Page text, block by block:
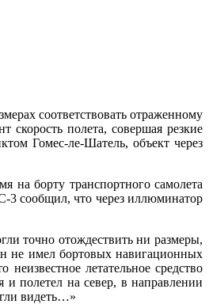
соответствовать отраженному
полета, совершая резкие
Гомес-ле-Шатель, объект через
борту транспортного самолета
3 сообщил, что через иллюминатор
точно отождествить ни размеры,
не имел бортовых навигационных
летательное средство
и полетел на север, в направлении
видеть…»